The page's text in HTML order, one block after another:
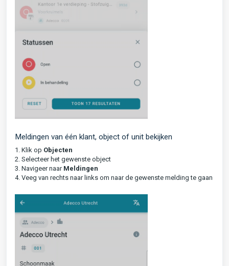
Meldingen van één klant, object of unit bekijken
1. Klik op Objecten
2. Selecteer het gewenste object
3. Navigeer naar Meldingen
4. Veeg van rechts naar links om naar de gewenste melding te gaan